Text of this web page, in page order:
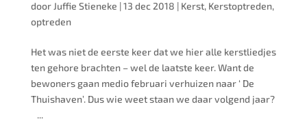
door Juffie Stieneke |13 dec 2018 | Kerst, Kerstoptreden,
optreden
Het was niet de eerste keer dat we hier alle kerstliedjes
ten gehore brachten – wel de laatste keer. Want de
bewoners gaan medio februari verhuizen naar ‘ De
Thuishaven’. Dus wie weet staan we daar volgend jaar?
...